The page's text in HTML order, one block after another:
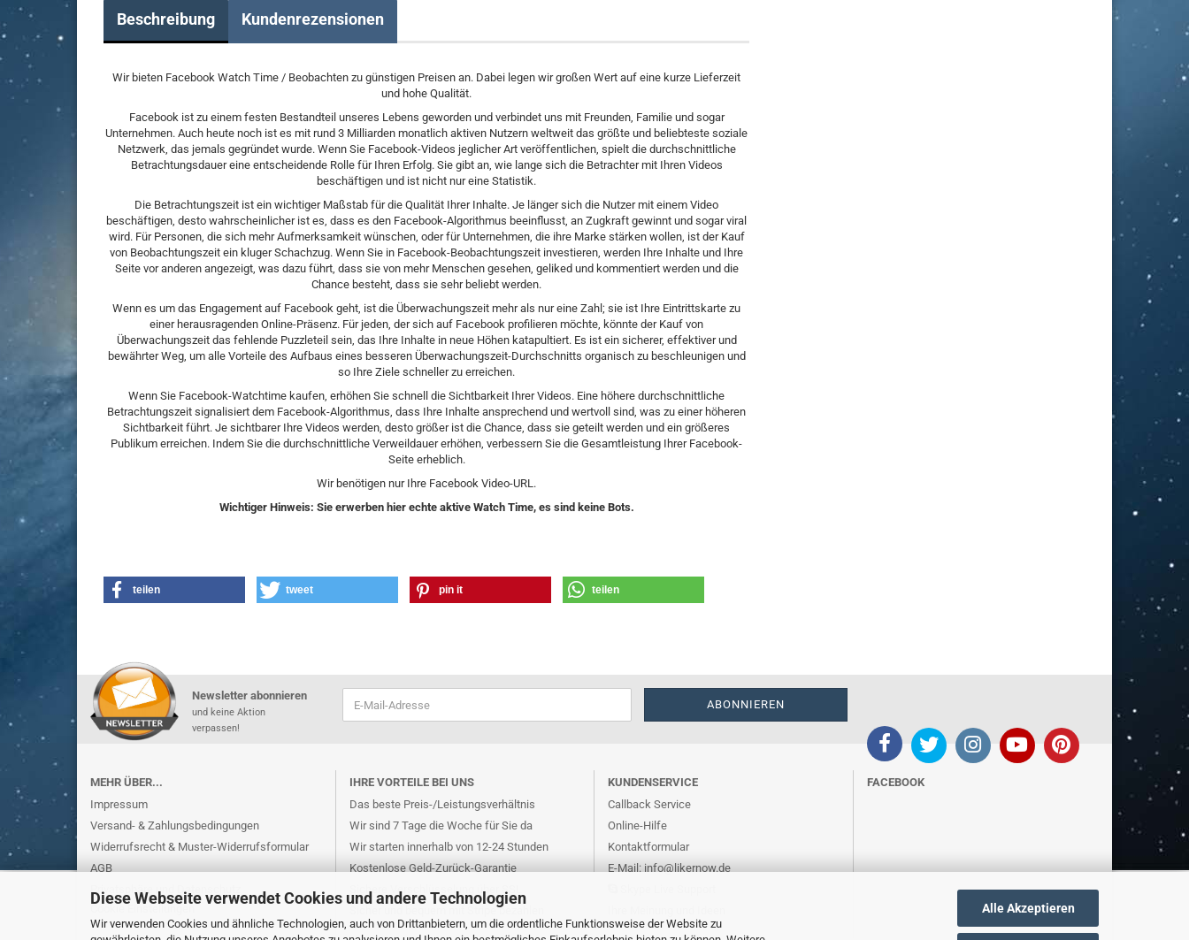
Diese Webseite verwendet Cookies und andere Technologien
Wir verwenden Cookies und ähnliche Technologien, auch von Drittanbietern, um die ordentliche Funktionsweise der Website zu
Alle Akzeptieren
Beschreibung Kundenrezensionen
Wir bieten Facebook Watch Time / Beobachten zu günstigen Preisen an. Dabei legen wir großen Wert auf eine kurze Lieferzeit
und hohe Qualität.
Facebook ist zu einem festen Bestandteil unseres Lebens geworden und verbindet uns mit Freunden, Familie und sogar
Unternehmen. Auch heute noch ist es mit rund 3 Milliarden monatlich aktiven Nutzern weltweit das größte und beliebteste soziale
Netzwerk, das jemals gegründet wurde. Wenn Sie Facebook-Videos jeglicher Art veröffentlichen, spielt die durchschnittliche
Betrachtungsdauer eine entscheidende Rolle für Ihren Erfolg. Sie gibt an, wie lange sich die Betrachter mit Ihren Videos
beschäftigen und ist nicht nur eine Statistik.
Die Betrachtungszeit ist ein wichtiger Maßstab für die Qualität Ihrer Inhalte. Je länger sich die Nutzer mit einem Video
beschäftigen, desto wahrscheinlicher ist es, dass es den Facebook-Algorithmus beeinflusst, an Zugkraft gewinnt und sogar viral
wird. Für Personen, die sich mehr Aufmerksamkeit wünschen, oder für Unternehmen, die ihre Marke stärken wollen, ist der Kauf
von Beobachtungszeit ein kluger Schachzug. Wenn Sie in Facebook-Beobachtungszeit investieren, werden Ihre Inhalte und Ihre
Seite vor anderen angezeigt, was dazu führt, dass sie von mehr Menschen gesehen, geliked und kommentiert werden und die
Chance besteht, dass sie sehr beliebt werden.
Wenn es um das Engagement auf Facebook geht, ist die Überwachungszeit mehr als nur eine Zahl; sie ist Ihre Eintrittskarte zu
einer herausragenden Online-Präsenz. Für jeden, der sich auf Facebook profilieren möchte, könnte der Kauf von
Überwachungszeit das fehlende Puzzleteil sein, das Ihre Inhalte in neue Höhen katapultiert. Es ist ein sicherer, effektiver und
bewährter Weg, um alle Vorteile des Aufbaus eines besseren Überwachungszeit-Durchschnitts organisch zu beschleunigen und
so Ihre Ziele schneller zu erreichen.
Wenn Sie Facebook-Watchtime kaufen, erhöhen Sie schnell die Sichtbarkeit Ihrer Videos. Eine höhere durchschnittliche
Betrachtungszeit signalisiert dem Facebook-Algorithmus, dass Ihre Inhalte ansprechend und wertvoll sind, was zu einer höheren
Sichtbarkeit führt. Je sichtbarer Ihre Videos werden, desto größer ist die Chance, dass sie geteilt werden und ein größeres
Publikum erreichen. Indem Sie die durchschnittliche Verweildauer erhöhen, verbessern Sie die Gesamtleistung Ihrer Facebook-
Seite erheblich.
Wir benötigen nur Ihre Facebook Video-URL.
Wichtiger Hinweis: Sie erwerben hier echte aktive Watch Time, es sind keine Bots.
teilen tweet pin it teilen
Newsletter abonnieren
und keine Aktion
verpassen!
MEHR ÜBER...
Impressum
Versand- & Zahlungsbedingungen
Widerrufsrecht & Muster-Widerrufsformular
AGB
Privatsphäre und Datenschutz
IHRE VORTEILE BEI UNS
Das beste Preis-/Leistungsverhältnis
Wir sind 7 Tage die Woche für Sie da
Wir starten innerhalb von 12-24 Stunden
Kostenlose Geld-Zurück-Garantie
Sichere Verschlüsselung über SSL
Sicher und bequem mit Stripe bezahlen
KUNDENSERVICE
Callback Service
Online-Hilfe
Kontaktformular
E-Mail: info@likernow.de
FACEBOOK